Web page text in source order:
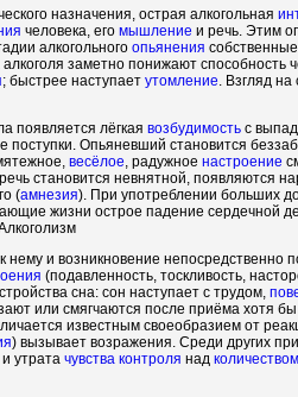
назначения, острая алкогольная
человека, его мышление и речь. Этим
алкогольного опьянения
алкоголя заметно понижают способность
; быстрее наступает утомление. Взгляд
появляется лёгкая возбудимость с
поступки. Опьяневший становится
весёлое, радужное настроение
становится невнятной, появляются
(амнезия). При употреблении больших
жизни острое падение сердечной
к нему и возникновение непосредственно
(подавленность, тоскливость,
сна: сон наступает с трудом,
или смягчаются после приёма хотя
известным своеобразием от
) вызывает возражения. Среди других
утрата чувства контроля над количеством